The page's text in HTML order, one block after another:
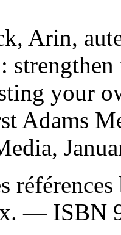
Arin,
your
Adams
— ISBN